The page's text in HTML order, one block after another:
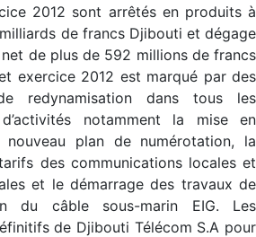
2012 sont arrêtés en produits à
de francs Djibouti et dégage
de plus de 592 millions de francs
exercice 2012 est marqué par des
redynamisation dans tous les
notamment la mise en
nouveau plan de numérotation, la
des communications locales et
et le démarrage des travaux de
du câble sous-marin EIG. Les
de Djibouti Télécom S.A pour